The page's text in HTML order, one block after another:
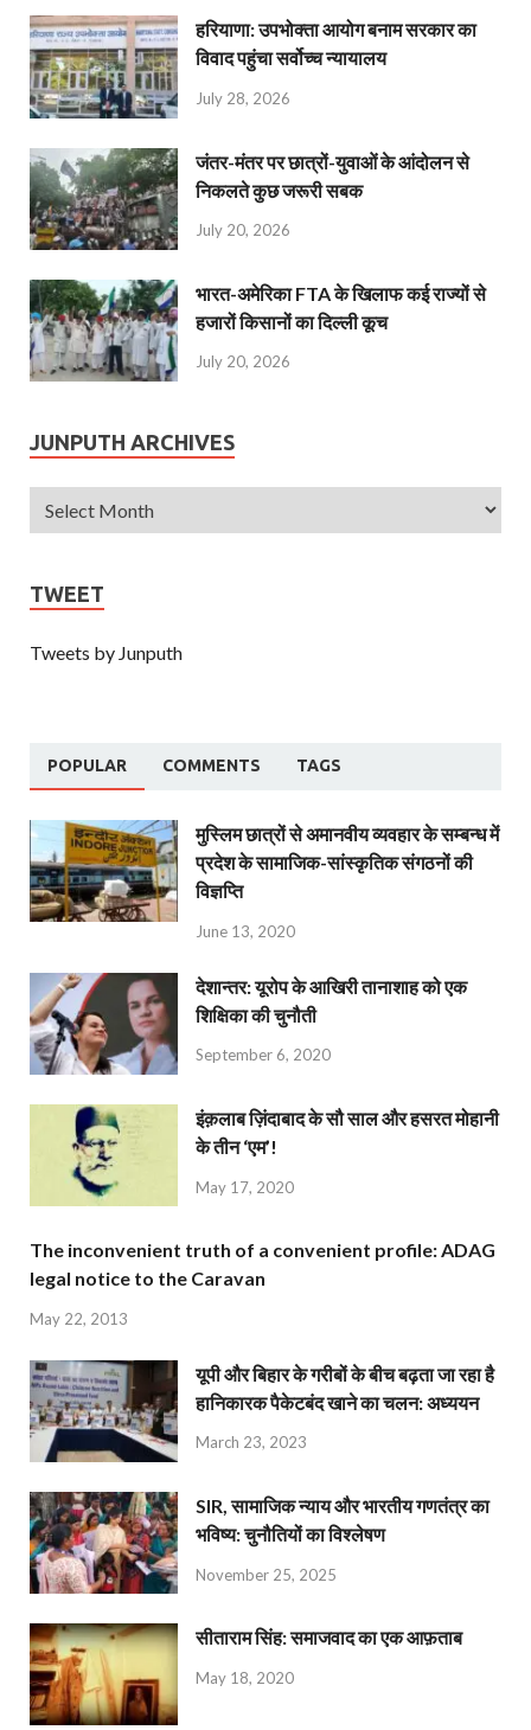
हरियाणा: उपभोक्ता आयोग बनाम सरकार का
विवाद पहुंचा सर्वोच्च न्यायालय
July 28, 2026
जंतर-मंतर पर छात्रों-युवाओं के आंदोलन से
निकलते कुछ जरूरी सबक
July 20, 2026
भारत-अमेरिका FTA के खिलाफ कई राज्यों से
हजारों किसानों का दिल्ली कूच
July 20, 2026
JUNPUTH ARCHIVES
TWEET
Tweets by Junputh
POPULAR COMMENTS TAGS
मुस्लिम छात्रों से अमानवीय व्यवहार के सम्बन्ध में
प्रदेश के सामाजिक-सांस्कृतिक संगठनों की
विज्ञप्ति
June 13, 2020
देशान्‍तर: यूरोप के आखिरी तानाशाह को एक
शिक्षिका की चुनौती
September 6, 2020
इंक़लाब ज़िंदाबाद के सौ साल और हसरत मोहानी
के तीन ‘एम’!
May 17, 2020
The inconvenient truth of a convenient profile: ADAG
legal notice to the Caravan
May 22, 2013
यूपी और बिहार के गरीबों के बीच बढ़ता जा रहा है
हानिकारक पैकेटबंद खाने का चलन: अध्ययन
March 23, 2023
SIR, सामाजिक न्याय और भारतीय गणतंत्र का
भविष्य: चुनौतियों का विश्लेषण
November 25, 2025
सीताराम सिंह: समाजवाद का एक आफ़ताब
May 18, 2020